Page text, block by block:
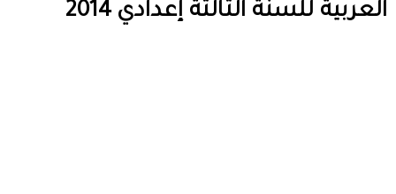
العربية للسنة الثالثة إعدادي 2014